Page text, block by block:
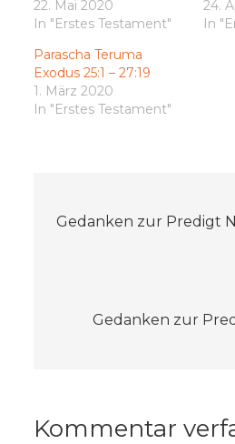
22. Mai 2020
In "Erstes Testament"
24.
In
Parascha Teruma
Exodus 25:1 – 27:19
1. März 2020
In "Erstes Testament"
Gedanken zur Predigt
Gedanken zur
Kommentar